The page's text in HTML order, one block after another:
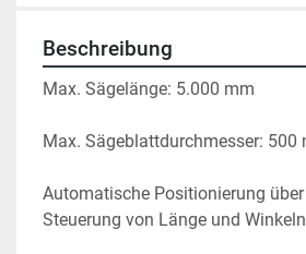
Beschreibung
Max. Sägelänge: 5.000 mm
Max. Sägeblattdurchmesser: 500
Automatische Positionierung
Steuerung von Länge und Winkeln